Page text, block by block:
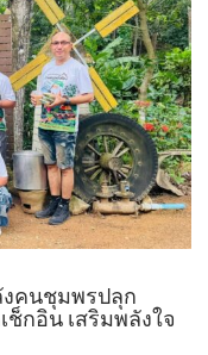
คนชุมพรปลุก
ช็กอิน เสริมพลังใจ